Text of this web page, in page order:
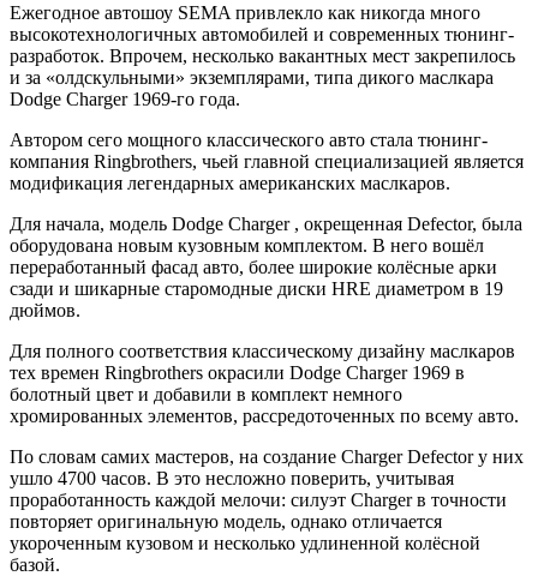
Ежегодное автошоу SEMA привлекло как никогда много
высокотехнологичных автомобилей и современных тюнинг-
разработок. Впрочем, несколько вакантных мест закрепилось
и за «олдскульными» экземплярами, типа дикого маслкара
Dodge Charger 1969-го года.
Автором сего мощного классического авто стала тюнинг-
компания Ringbrothers, чьей главной специализацией является
модификация легендарных американских маслкаров.
Для начала, модель Dodge Charger , окрещенная Defector, была
оборудована новым кузовным комплектом. В него вошёл
переработанный фасад авто, более широкие колёсные арки
сзади и шикарные старомодные диски HRE диаметром в 19
дюймов.
Для полного соответствия классическому дизайну маслкаров
тех времен Ringbrothers окрасили Dodge Charger 1969 в
болотный цвет и добавили в комплект немного
хромированных элементов, рассредоточенных по всему авто.
По словам самих мастеров, на создание Charger Defector у них
ушло 4700 часов. В это несложно поверить, учитывая
проработанность каждой мелочи: силуэт Charger в точности
повторяет оригинальную модель, однако отличается
укороченным кузовом и несколько удлиненной колёсной
базой.